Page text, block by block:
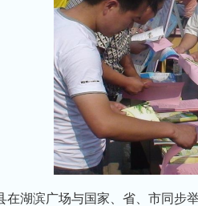
在湖滨广场与国家、省、市同步